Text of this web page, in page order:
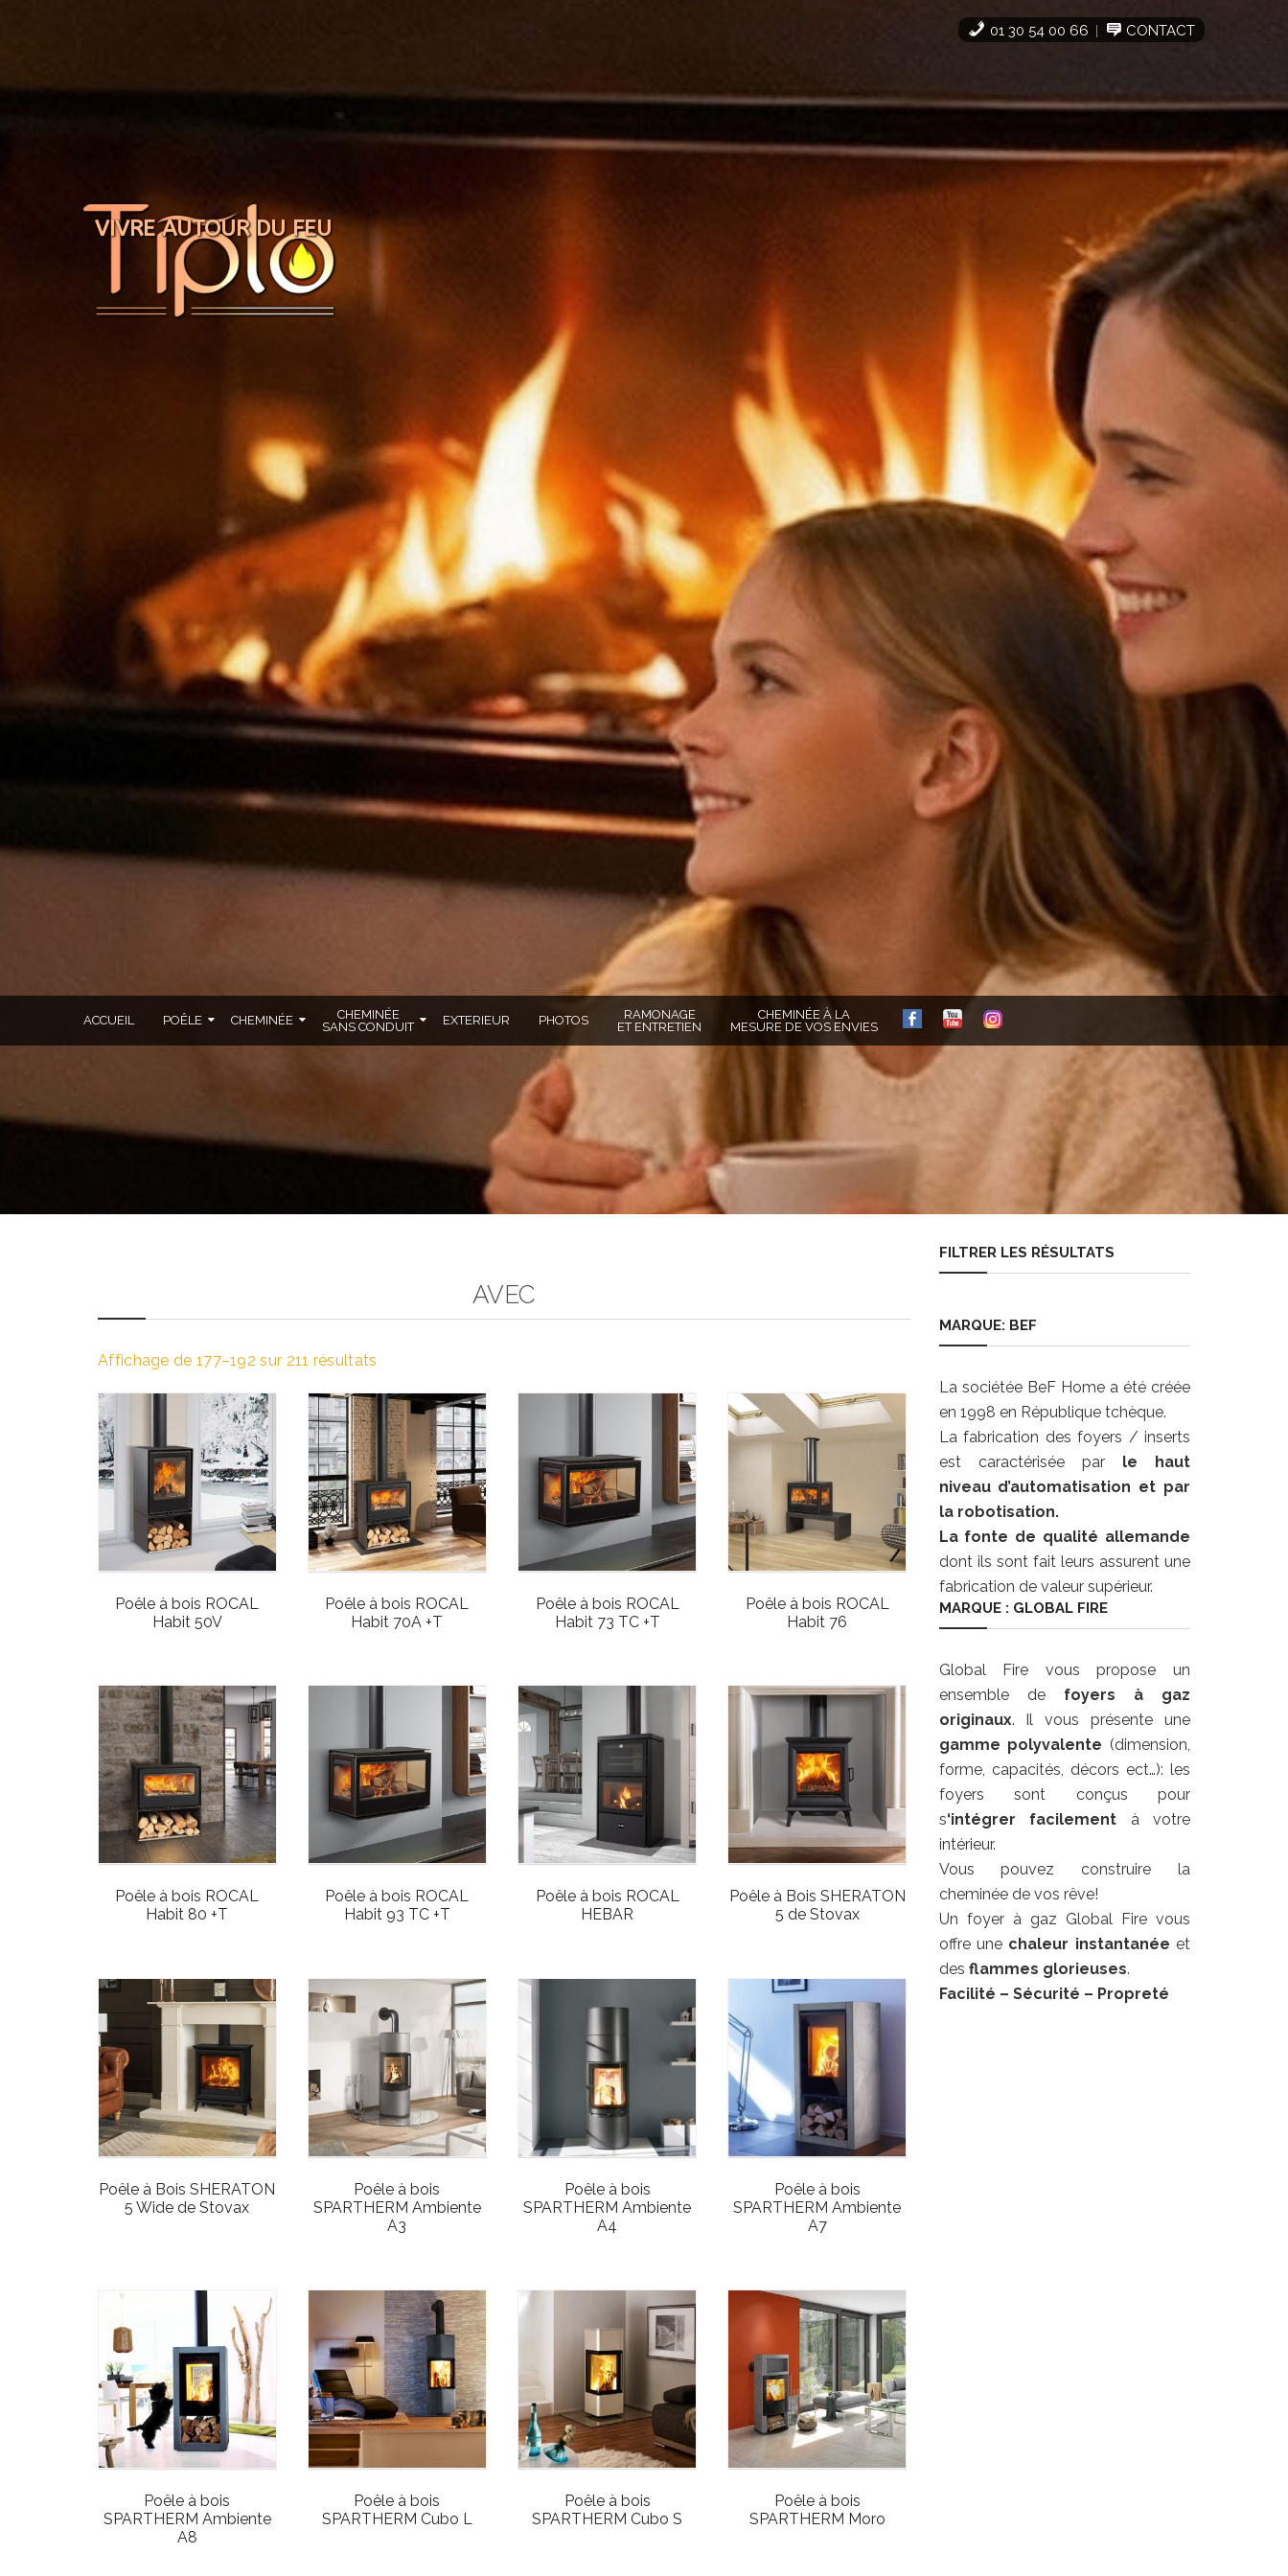
01 30 54 00 66 CONTACT
VIVRE AUTOUR DU FEU
ACCUEIL POÊLE CHEMINÉE
CHEMINÉE
SANS CONDUIT
EXTERIEUR PHOTOS
RAMONAGE
ET ENTRETIEN
CHEMINÉE À LA
MESURE DE VOS ENVIES
AVEC
Affichage de 177–192 sur 211 résultats
Poêle à bois ROCAL
Habit 50V
Poêle à bois ROCAL
Habit 70A +T
Poêle à bois ROCAL
Habit 73 TC +T
Poêle à bois ROCAL
Habit 76
Poêle à bois ROCAL
Habit 80 +T
Poêle à bois ROCAL
Habit 93 TC +T
Poêle à bois ROCAL
HEBAR
Poêle à Bois SHERATON
5 de Stovax
Poêle à Bois SHERATON
5 Wide de Stovax
Poêle à bois
SPARTHERM Ambiente
A3
Poêle à bois
SPARTHERM Ambiente
A4
Poêle à bois
SPARTHERM Ambiente
A7
Poêle à bois
SPARTHERM Ambiente
A8
Poêle à bois
SPARTHERM Cubo L
Poêle à bois
SPARTHERM Cubo S
Poêle à bois
SPARTHERM Moro
FILTRER LES RÉSULTATS
MARQUE: BEF
La sociétée BeF Home a été créée
en 1998 en République tchèque.
La fabrication des foyers / inserts
est caractérisée par le haut
niveau d’automatisation et par
la robotisation.
La fonte de qualité allemande
dont ils sont fait leurs assurent une
fabrication de valeur supérieur.
MARQUE : GLOBAL FIRE
Global Fire vous propose un
ensemble defoyers à gaz
originaux. Il vous présente une
gamme polyvalente (dimension,
forme, capacités, décors ect…): les
foyers sont conçus pour
s‘intégrer facilement à votre
intérieur.
Vous pouvez construire la
cheminée de vos rêve!
Un foyer à gaz Global Fire vous
offre une chaleur instantanée et
des flammes glorieuses.
Facilité – Sécurité – Propreté